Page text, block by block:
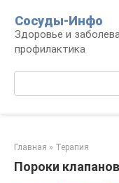
контенту
Сосуды-Инфо
Здоровье и
профилактика
Главная » Терапия
Пороки